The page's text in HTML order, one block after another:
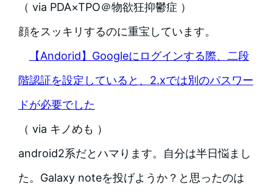
（ via PDA×TPO＠物欲狂抑鬱症 ）
顔をスッキリするのに重宝しています。
【Andorid】Googleにログインする際、二段
階認証を設定していると、2.xでは別のパスワー
ドが必要でした
（ via キノめも ）
android2系だとハマります。自分は半日悩まし
た。Galaxy noteを投げようか？と思ったのは